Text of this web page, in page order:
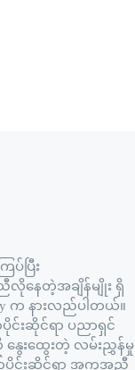
ပြီး
ေတဲ့အချိန်မျိုး ရှိ
က နားလည်ပါတယ်။
င်းဆိုင်ရာ ပညာရှင်
ေးထွေးတဲ့ လမ်းညွှန်မှု